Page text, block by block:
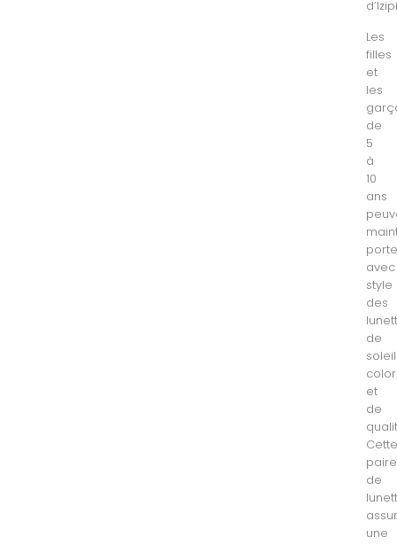
Les
filles
et
les
de
5
à
10
ans
avec
style
des
de
soleil
et
de
paire
de
une